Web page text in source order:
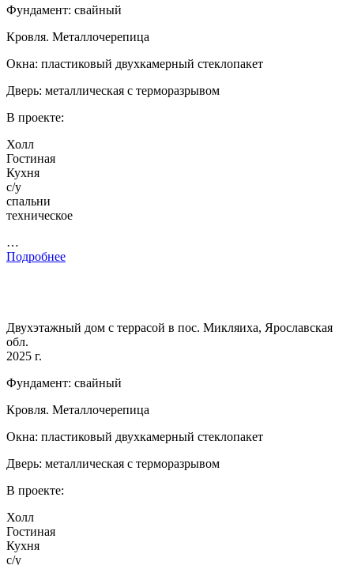
Фундамент: свайный
Кровля. Металлочерепица
Окна: пластиковый двухкамерный стеклопакет
Дверь: металлическая с терморазрывом
В проекте:
Холл
Гостиная
Кухня
с/у
спальни
техническое
…
Подробнее
Двухэтажный дом с террасой в пос. Микляиха, Ярославская
обл.
2025 г.
Фундамент: свайный
Кровля. Металлочерепица
Окна: пластиковый двухкамерный стеклопакет
Дверь: металлическая с терморазрывом
В проекте:
Холл
Гостиная
Кухня
с/у